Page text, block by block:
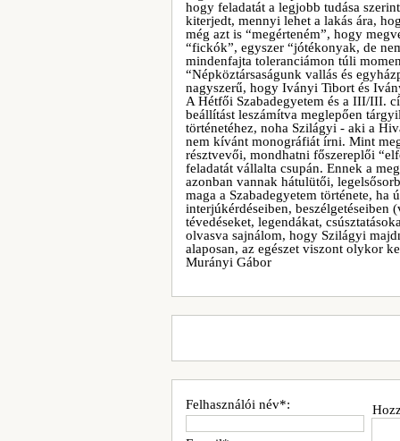
hogy feladatát a legjobb tudása
kiterjedt, mennyi lehet a lakás ára,
még azt is “megérteném”, hogy
“fickók”, egyszer “jótékonyak, de
mindenfajta toleranciámon túli
“Népköztársaságunk vallás és
nagyszerű, hogy Iványi Tibort és
A Hétfői Szabadegyetem és a III/III.
beállítást leszámítva meglepően
történetéhez, noha Szilágyi - aki a
nem kívánt monográfiát írni. Mint
résztvevői, mondhatni főszereplői
feladatát vállalta csupán. Ennek a
azonban vannak hátulütői,
maga a Szabadegyetem története,
interjúkérdéseiben, beszélgetéseiben
tévedéseket, legendákat,
olvasva sajnálom, hogy Szilágyi
alaposan, az egészet viszont olykor
Murányi Gábor
Felhasználói név*: